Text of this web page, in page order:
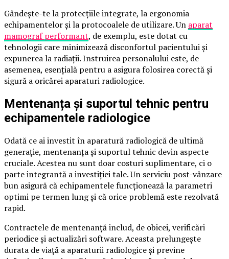
Gândește-te la protecțiile integrate, la ergonomia
echipamentelor și la protocoalele de utilizare. Un aparat
mamograf performant, de exemplu, este dotat cu
tehnologii care minimizează disconfortul pacientului și
expunerea la radiații. Instruirea personalului este, de
asemenea, esențială pentru a asigura folosirea corectă și
sigură a oricărei aparaturi radiologice.
Mentenanța și suportul tehnic pentru
echipamentele radiologice
Odată ce ai investit în aparatură radiologică de ultimă
generație, mentenanța și suportul tehnic devin aspecte
cruciale. Acestea nu sunt doar costuri suplimentare, ci o
parte integrantă a investiției tale. Un serviciu post-vânzare
bun asigură că echipamentele funcționează la parametri
optimi pe termen lung și că orice problemă este rezolvată
rapid.
Contractele de mentenanță includ, de obicei, verificări
periodice și actualizări software. Aceasta prelungește
durata de viață a aparaturii radiologice și previne